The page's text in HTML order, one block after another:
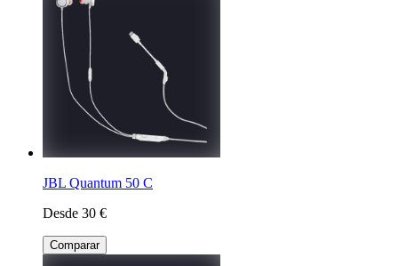
JBL Quantum 50 C
Desde 30 €
Comparar